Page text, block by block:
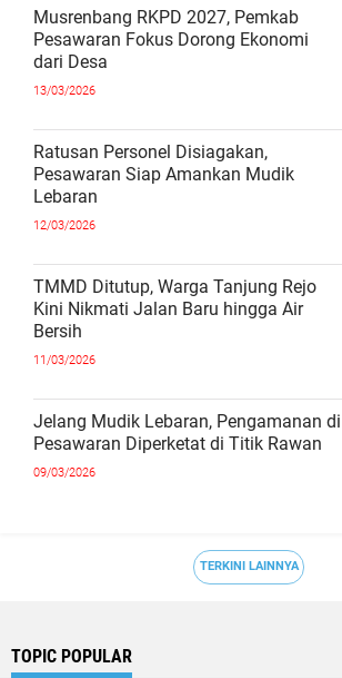
Musrenbang RKPD 2027, Pemkab
Pesawaran Fokus Dorong Ekonomi
dari Desa
13/03/2026
Ratusan Personel Disiagakan,
Pesawaran Siap Amankan Mudik
Lebaran
12/03/2026
TMMD Ditutup, Warga Tanjung Rejo
Kini Nikmati Jalan Baru hingga Air
Bersih
11/03/2026
Jelang Mudik Lebaran, Pengamanan di
Pesawaran Diperketat di Titik Rawan
09/03/2026
TERKINI LAINNYA
TOPIC POPULAR